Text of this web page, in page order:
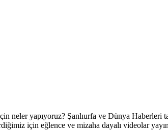
yapıyoruz? Şanlıurfa ve Dünya Haberleri
için eğlence ve mizaha dayalı videolar